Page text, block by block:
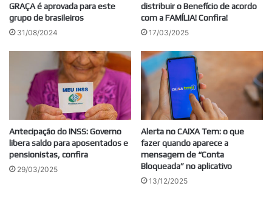
GRAÇA é aprovada para este
grupo de brasileiros
31/08/2024
distribuir o Benefício de acordo
com a FAMÍLIA! Confira!
17/03/2025
Antecipação do INSS: Governo
libera saldo para aposentados e
pensionistas, confira
29/03/2025
Alerta no CAIXA Tem: o que
fazer quando aparece a
mensagem de “Conta
Bloqueada” no aplicativo
13/12/2025